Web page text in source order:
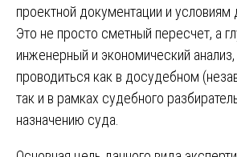
проектной документации и условиям
Это не просто сметный пересчет, а
инженерный и экономический
проводиться как в досудебном
так и в рамках судебного
назначению суда.